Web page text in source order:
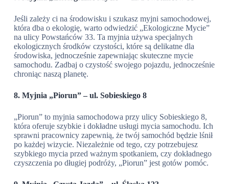
Jeśli zależy ci na środowisku i szukasz myjni samochodowej,
która dba o ekologię, warto odwiedzić „Ekologiczne Mycie”
na ulicy Powstańców 33. Ta myjnia używa specjalnych
ekologicznych środków czystości, które są delikatne dla
środowiska, jednocześnie zapewniając skuteczne mycie
samochodu. Zadbaj o czystość swojego pojazdu, jednocześnie
chroniąc naszą planetę.
8. Myjnia „Piorun” – ul. Sobieskiego 8
„Piorun” to myjnia samochodowa przy ulicy Sobieskiego 8,
która oferuje szybkie i dokładne usługi mycia samochodu. Ich
sprawni pracownicy zapewnią, że twój samochód będzie lśnił
po każdej wizycie. Niezależnie od tego, czy potrzebujesz
szybkiego mycia przed ważnym spotkaniem, czy dokładnego
czyszczenia po długiej podróży, „Piorun” jest gotów pomóc.